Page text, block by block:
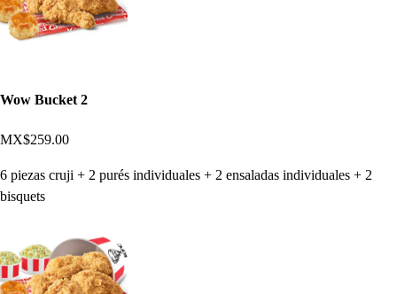
Wow Bucket 2
MX$259.00
6 piezas cruji + 2 purés individuales + 2 ensaladas individuales + 2
bisquets